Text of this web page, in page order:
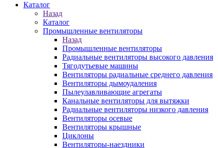
Каталог
Назад
Каталог
Промышленные вентиляторы
Назад
Промышленные вентиляторы
Радиальные вентиляторы высокого давления
Тягодутьевые машины
Вентиляторы радиальные среднего давления
Вентиляторы дымоудаления
Пылеулавливающие агрегаты
Канальные вентиляторы для вытяжки
Радиальные вентиляторы низкого давления
Вентиляторы осевые
Вентиляторы крышные
Циклоны
Вентиляторы-наездники